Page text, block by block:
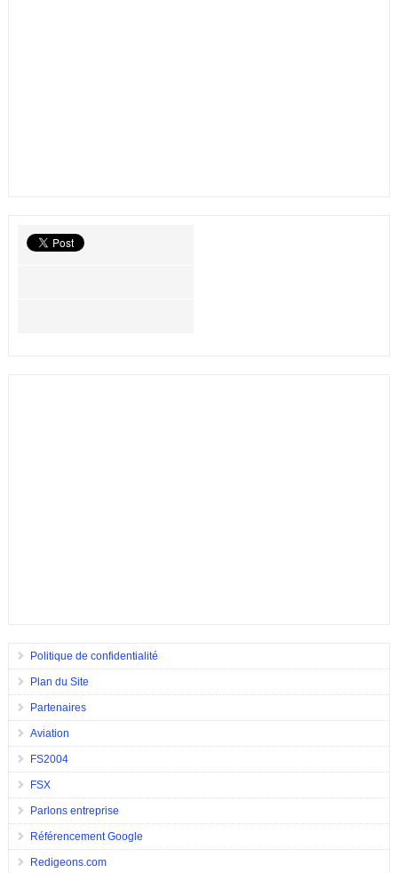
Politique de confidentialité
Plan du Site
Partenaires
Aviation
FS2004
FSX
Parlons entreprise
Référencement Google
Redigeons.com